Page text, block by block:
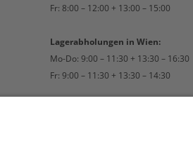
Fr: 8:00 – 12:00 + 13:00 – 15:00
Lagerabholungen in Wien:
Mo-Do: 9:00 – 11:30 + 13:30 – 16:30
Fr: 9:00 – 11:30 + 13:30 – 14:30